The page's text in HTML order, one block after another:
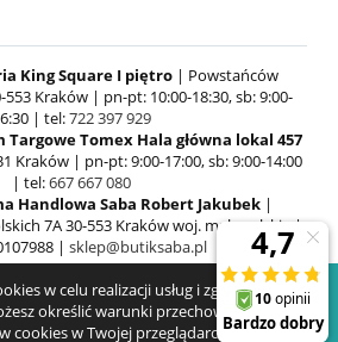
w celu realizacji usług i zgodnie z
określić warunki przechowywania
cookies w Twojej przeglądarce.
King Square I piętro| Powstańców
Kraków | pn-pt: 10:00-18:30, sb: 9:00-
| tel:722 397 929
Tomex Hala główna lokal 457
Kraków | pn-pt: 9:00-17:00, sb: 9:00-14:00
| tel:667 667 080
Handlowa Saba Robert Jakubek|
7A 30-553 Kraków woj. małopolskie |
| sklep@butiksaba.pl
PEŁNĄ WERSJĘ STRONY